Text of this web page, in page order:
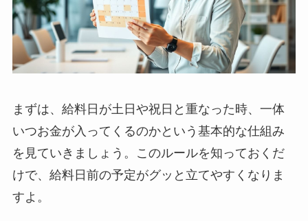
まずは、給料日が土日や祝日と重なった時、一体
いつお金が入ってくるのかという基本的な仕組み
を見ていきましょう。このルールを知っておくだ
けで、給料日前の予定がグッと立てやすくなりま
すよ。